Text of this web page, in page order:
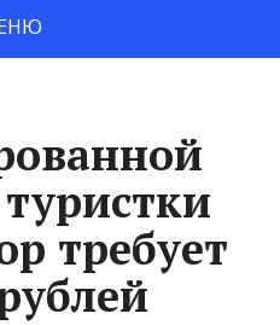
требует